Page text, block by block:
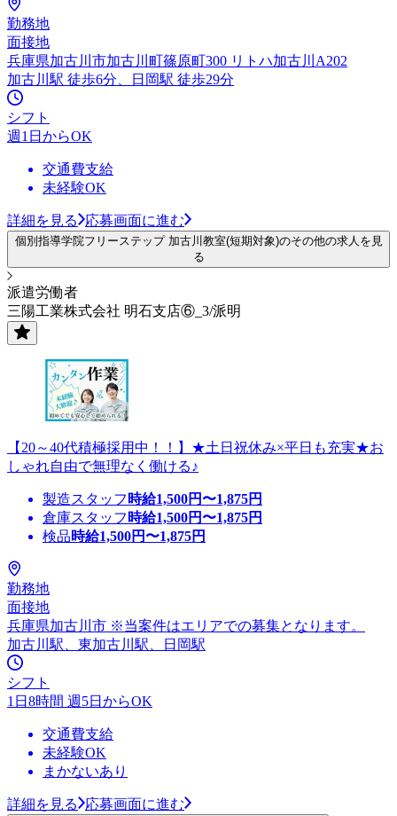
勤務地
面接地
兵庫県加古川市加古川町篠原町300 リトハ加古川A202
加古川駅 徒歩6分、日岡駅 徒歩29分
シフト
週1日からOK
交通費支給
未経験OK
詳細を見る 応募画面に進む
個別指導学院フリーステップ 加古川教室(短期対象)のその他の求人を見
る
派遣労働者
三陽工業株式会社 明石支店⑥_3/派明
【20～40代積極採用中！！】★土日祝休み×平日も充実★お
しゃれ自由で無理なく働ける♪
製造スタッフ 時給1,500円〜1,875円
倉庫スタッフ 時給1,500円〜1,875円
検品時給1,500円〜1,875円
勤務地
面接地
兵庫県加古川市 ※当案件はエリアでの募集となります。
加古川駅、東加古川駅、日岡駅
シフト
1日8時間 週5日からOK
交通費支給
未経験OK
まかないあり
詳細を見る 応募画面に進む